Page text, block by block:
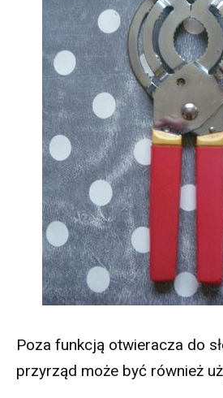
Poza funkcją otwieracza do
przyrząd może być również